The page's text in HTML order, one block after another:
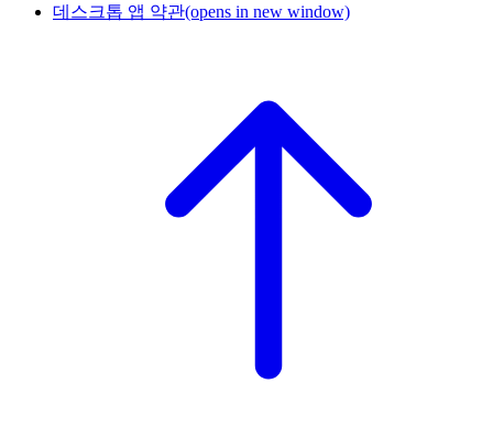
데스크톱 앱 약관(opens in new window)